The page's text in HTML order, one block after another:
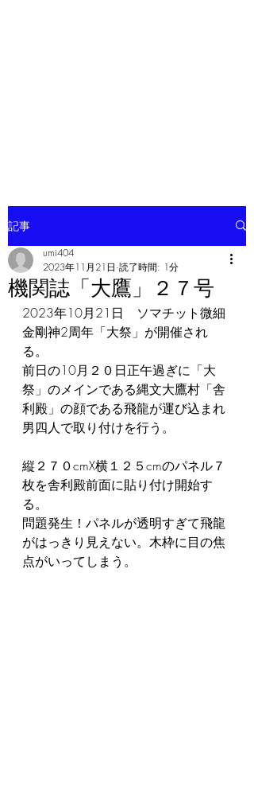
記事
機関誌「大鷹」２７号
umi404
2023年11月21日 読了時間: 1分
2023年10月21日　ソマチット微細
金剛神2周年「大祭」が開催され
る。
前日の10月２０日正午過ぎに「大
祭」のメインである縄文大鷹村「舎
利殿」の顔である飛龍が運び込まれ
男四人で取り付けを行う。
縦２７０cmX横１２５cmのパネル７
枚を舎利殿前面に貼り付け開始す
る。
問題発生！パネルが透明すぎて飛龍
がはっきり見えない。木枠に目の焦
点がいってしまう。